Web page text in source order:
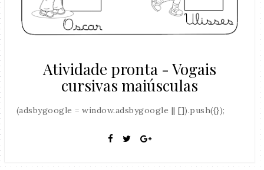
Atividade pronta - Vogais
cursivas maiúsculas
(adsbygoogle = window.adsbygoogle || []).push({});